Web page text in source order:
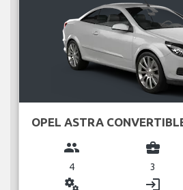
OPEL ASTRA
group
4
business_center
3
miscellaneous_services login